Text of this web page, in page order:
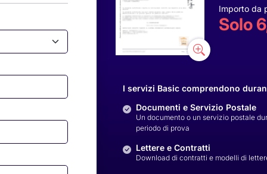
Importo da
Solo
I servizi Basic comprendono
Documenti e Servizio Postale
Un documento o un servizio postale
periodo di prova
Lettere e Contratti
Download di contratti e modelli di